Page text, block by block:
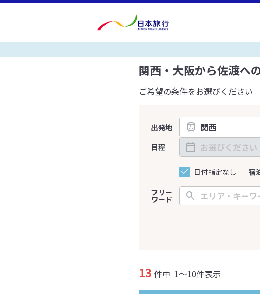
関西・大阪から佐渡へ
ご希望の条件をお選びください
出発地
日程
日付指定なし 宿
フリー
ワード
13 件中 1～10件表示